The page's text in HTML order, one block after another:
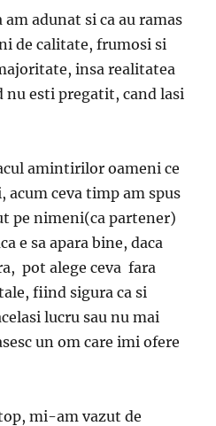
adunat si ca au ramas
de calitate, frumosi si
insa realitatea
nu esti pregatit, cand lasi
amintirilor oameni ce
ceva timp am spus
pe nimeni(ca partener)
e sa apara bine, daca
pot alege ceva fara
fiind sigura ca si
lucru sau nu mai
un om care imi ofere
mi-am vazut de